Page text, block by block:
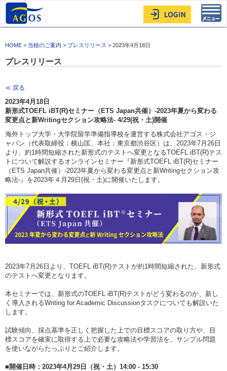
HOME > 当校のご案内 > プレスリリース > 2023年4月18日
プレスリリース
≪ 戻る
2023年4月18日
新形式TOEFL iBT(R)セミナー（ETS Japan共催）-2023年夏から変わる
変更点と新Writingセクション攻略法- 4/29(祝・土)開催
海外トップ大学・大学院留学準備指導校を運営する株式会社アゴス・ジ
ャパン（代表取締役：横山匡、本社：東京都渋谷区）は、2023年7月26日
より、約1時間短縮された新形式のテストへ変更となるTOEFL iBT(R)テス
トについて解説するオンラインセミナー『新形式TOEFL iBT(R)セミナー
（ETS Japan共催）-2023年夏から変わる変更点と新Writingセクション攻
略法-』を2023年４月29日(祝・土)に開催いたします。
2023年7月26日より、TOEFL iBT(R)テストが約1時間短縮された、新形式
のテストへ変更となります。
本セミナーでは、新形式のTOEFL iBT(R)テストがどう変わるのか、新し
く導入されるWriting for Academic Discussionタスクについても解説いた
します。
試験傾向、採点基準を正しく把握した上での目標スコアの取り方や、目
標スコアを確実に取得する上で必要な攻略法や学習法を、サンプル問題
を使いながらたっぷりとご紹介します。
■開催日時：2023年4月29日（祝・土）14:00 - 15:30